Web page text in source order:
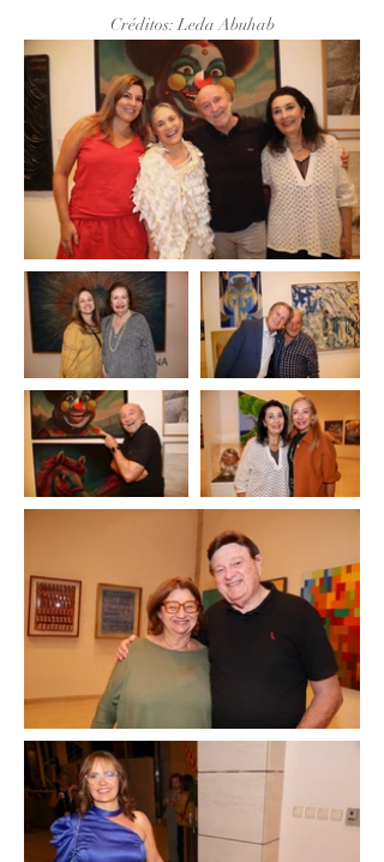
Créditos: Leda Abuhab